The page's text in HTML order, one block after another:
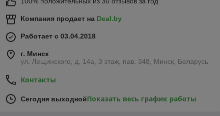
Компания продает на Deal.by
Работает с 03.04.2018
г. Минск
ул. Лещинского, д. 14а, 3 этаж, пав. 348, Минск, Беларусь
Контакты
Сегодня выходнойПоказать весь график работы